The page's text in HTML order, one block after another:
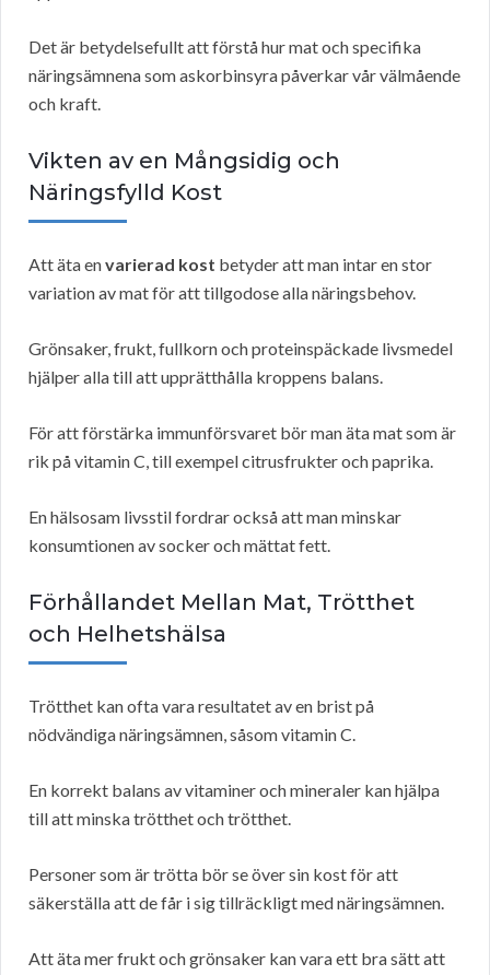
Det är betydelsefullt att förstå hur mat och specifika
näringsämnena som askorbinsyra påverkar vår välmående
och kraft.
Vikten av en Mångsidig och
Näringsfylld Kost
Att äta envarierad kost betyder att man intar en stor
variation av mat för att tillgodose alla näringsbehov.
Grönsaker, frukt, fullkorn och proteinspäckade livsmedel
hjälper alla till att upprätthålla kroppens balans.
För att förstärka immunförsvaret bör man äta mat som är
rik på vitamin C, till exempel citrusfrukter och paprika.
En hälsosam livsstil fordrar också att man minskar
konsumtionen av socker och mättat fett.
Förhållandet Mellan Mat, Trötthet
och Helhetshälsa
Trötthet kan ofta vara resultatet av en brist på
nödvändiga näringsämnen, såsom vitamin C.
En korrekt balans av vitaminer och mineraler kan hjälpa
till att minska trötthet och trötthet.
Personer som är trötta bör se över sin kost för att
säkerställa att de får i sig tillräckligt med näringsämnen.
Att äta mer frukt och grönsaker kan vara ett bra sätt att